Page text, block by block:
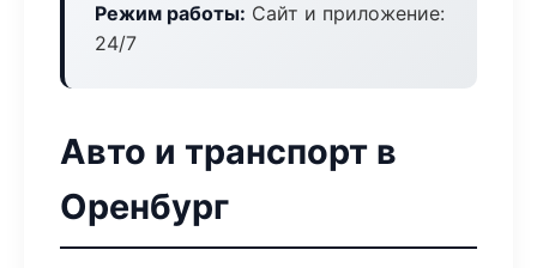
Режим работы: Сайт и приложение:
24/7
Авто и транспорт в
Оренбург